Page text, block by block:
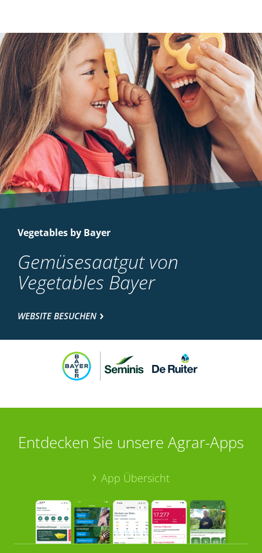
Vegetables by Bayer
Gemüsesaatgut von
Vegetables Bayer
WEBSITE BESUCHEN
Entdecken Sie unsere Agrar-Apps
App Übersicht